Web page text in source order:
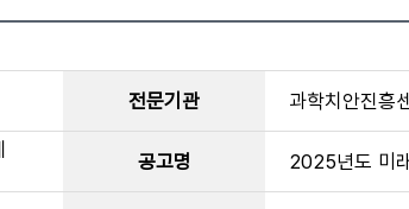
전문기관 과학치안진흥
공고명 2025년도 미